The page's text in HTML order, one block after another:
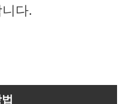
다.